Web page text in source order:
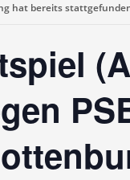
hat bereits